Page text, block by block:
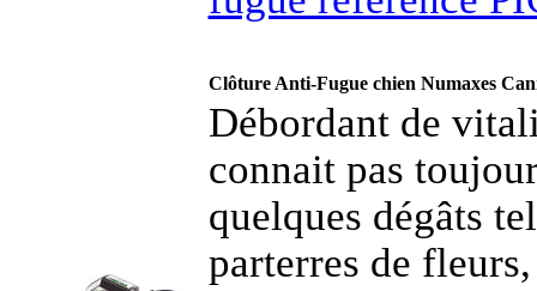
Clôture Anti-Fugue chien Numaxes
Débordant de
connait pas
quelques dégâts
parterres de